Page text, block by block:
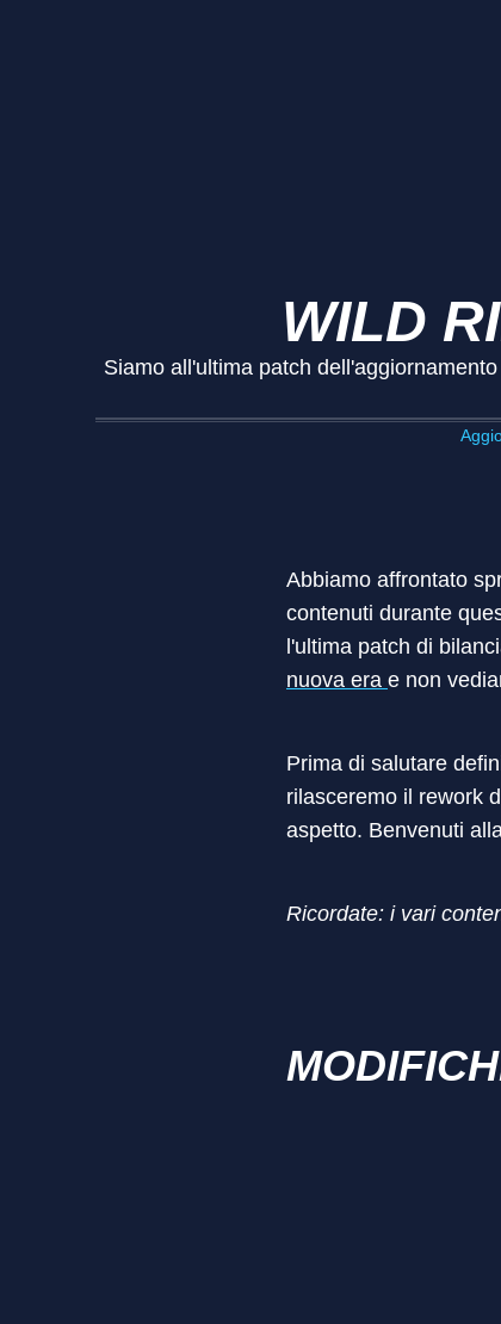
WILD
Siamo all'ultima patch
Abbiamo affrontato
contenuti durante
l'ultima patch di
nuova era e non
Prima di salutare
rilasceremo il rework
aspetto. Benvenuti
Ricordate: i vari